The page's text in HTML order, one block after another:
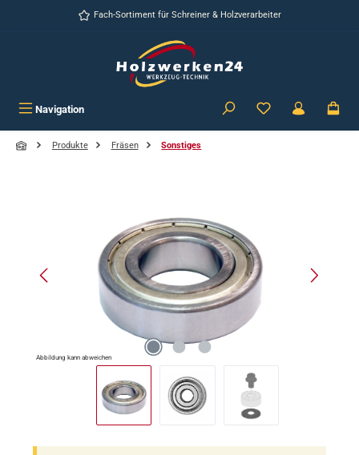
Zum Hauptinhalt springenFach-Sortiment für Schreiner & Holzverarbeiter
Navigation
Produkte Fräsen Sonstiges
Abbildung kann abweichen